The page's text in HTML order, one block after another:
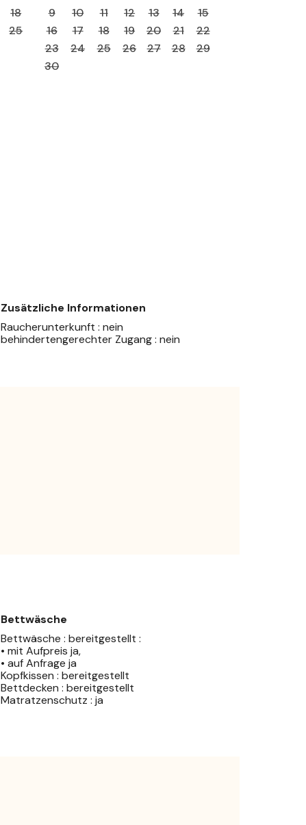
18
25
9
10 11 12 13 14
15
16
17 18 19 20 21
22
23
24 25 26 27 28
29
30
Zusätzliche Informationen
Raucherunterkunft : nein
behindertengerechter Zugang : nein
Bettwäsche
Bettwäsche : bereitgestellt :
• mit Aufpreis ja,
• auf Anfrage ja
Kopfkissen : bereitgestellt
Bettdecken : bereitgestellt
Matratzenschutz : ja